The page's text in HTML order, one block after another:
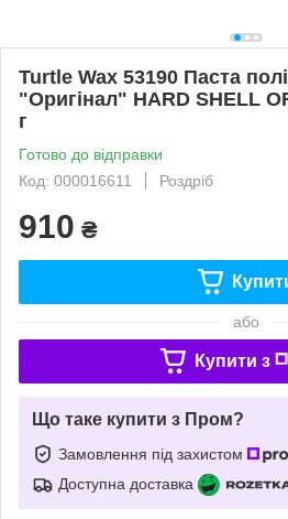
Turtle Wax 53190 Паста
"Оригінал" HARD SHELL
г
Готово до відправки
Код: 000016611
Роздріб
910 ₴
або
Купити з
Що таке купити з Пром?
Замовлення під захистом
Доступна доставка